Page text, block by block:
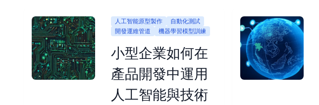
人工智能原型製作
自動化測試
開發運維管道
機器學習模型訓練
小型企業如何在
產品開發中運用
人工智能與技術